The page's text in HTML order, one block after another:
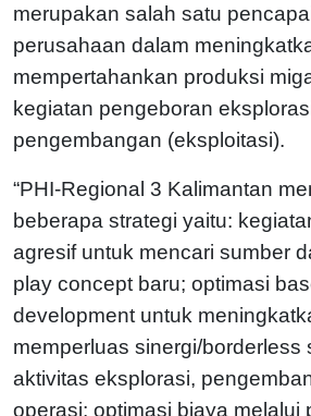
merupakan salah satu
perusahaan dalam
mempertahankan produksi
kegiatan pengeboran
pengembangan (eksploitasi).
“PHI-Regional 3 Kalimantan
beberapa strategi yaitu:
agresif untuk mencari sumber
play concept baru; optimasi
development untuk
memperluas sinergi/borderless
aktivitas eksplorasi,
operasi; optimasi biaya melalui